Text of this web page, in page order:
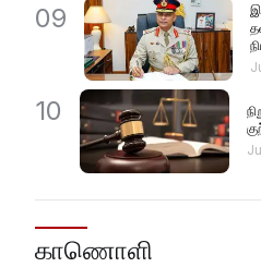
09
10
காணொளி